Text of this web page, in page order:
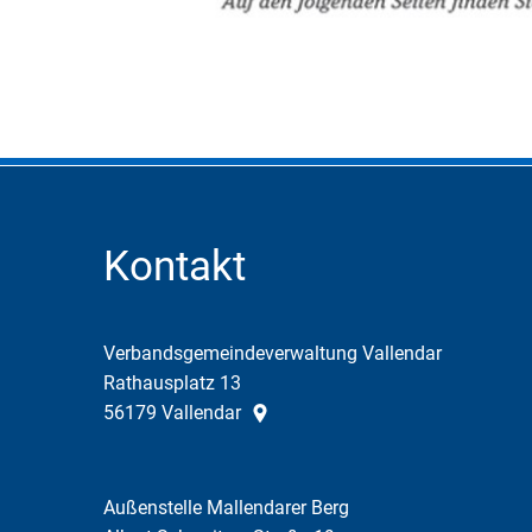
Kontakt
Verbandsgemeindeverwaltung Vallendar
Rathausplatz 13
56179 Vallendar
Außenstelle Mallendarer Berg